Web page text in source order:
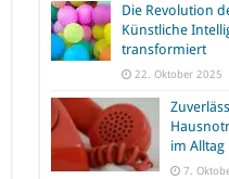
Die Revolution
Künstliche
transformiert
22. Oktober 2025
im Alltag
7.